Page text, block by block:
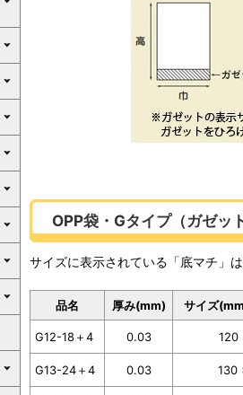
OPP袋・Gタイプ（ガゼッ
サイズに表示されている「底マチ」
品名 厚み(mm) サイズ
G12-18＋4 0.03 120
G13-24＋4 0.03 130